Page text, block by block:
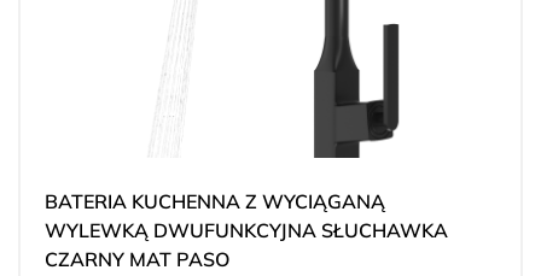
BATERIA KUCHENNA Z WYCIĄGANĄ
WYLEWKĄ DWUFUNKCYJNA SŁUCHAWKA
CZARNY MAT PASO